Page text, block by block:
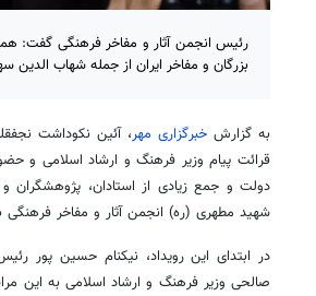
رئیس انجمن آثار و مفاخر فرهنگی گفت:
بزرگان و مفاخر ایران از جمله شهاب الدین
به گزارشخبرگزاری مهر، آئین نکوداشت
قرائت پیام وزیر فرهنگ و ارشاد اسلامی و
دولت و جمع زیادی از استادان، پژوهشگران
شهید مطهری (ره) انجمن آثار و مفاخر فرهنگی
در ابتدای این رویداد، نیکنام حسین پور
صالحی وزیر فرهنگ و ارشاد اسلامی به این